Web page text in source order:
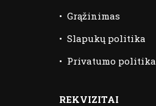
• Grąžinimas
• Slapukų politika
• Privatumo politika
REKVIZITAI